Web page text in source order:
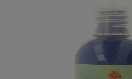
Uw
Vul hem met